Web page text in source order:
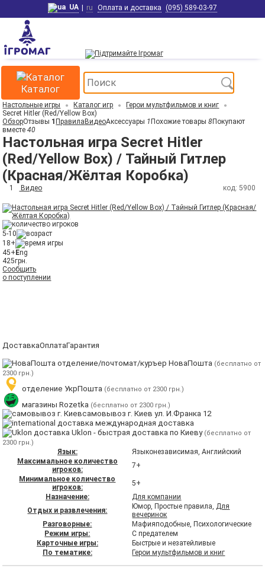
UA | ru Оплата и доставка (095) 589-03-97
Каталог
Настольные игры Каталог игр
Герои мультфильмов и книг
Secret Hitler (Red/Yellow Box)
ОбзорОтзывы 1 Правила ВидеоАксессуары 1 Похожие товары8Покупают
вместе40
Настольная игра Secret Hitler
(Red/Yellow Box) / Тайный Гитлер
(Красная/Жёлтая Коробка)
1 Видео код: 5900
5-10
18+
45+ Eng
425грн.
Сообщить
о поступлении
ДоставкаОплатаГарантия
отделение/почтомат/куръер НоваПошта (бесплатно от
2300 грн.)
отделение УкрПошта (бесплатно от 2300 грн.)
магазины Rozetka (бесплатно от 2300 грн.)
самовывоз г. Киев ул. И.Франка 12
международная доставка
Uklon - быстрая доставка по Киеву (бесплатно от
2300 грн.)
Язык:
Языконезависимая, Английский
Максимальное количество
игроков:
7+
Минимальное количество
игроков:
5+
Назначение:
Для компании
Отдых и развлечения:
Юмор, Простые правила,Для
вечеринок
Разговорные:
Мафияподобные, Психологические
Режим игры:
С предателем
Карточные игры:
Быстрые и незатейливые
По тематике:
Герои мультфильмов и книг